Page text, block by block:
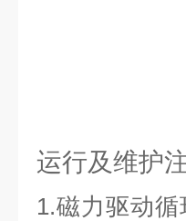
运行及维护
1.磁力驱动